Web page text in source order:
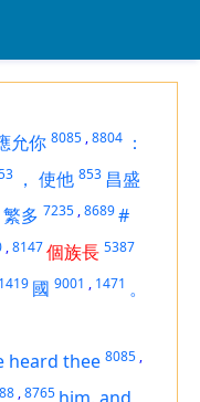
允你 8085 ,8804 ：
， 使他 853 昌盛
繁多 7235 ,8689#
,8147個族長 5387
1419 國 9001 , 1471 。
heard thee 8085 ,
,8765